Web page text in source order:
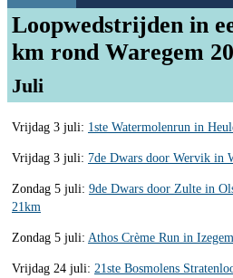
Loopwedstrijden in
km rond Waregem
Juli
Vrijdag 3 juli: 1ste Watermolenrun in
Vrijdag 3 juli: 7de Dwars door Wervik in
Zondag 5 juli: 9de Dwars door Zulte in
21km
Zondag 5 juli: Athos Crème Run in
Vrijdag 24 juli: 21ste Bosmolens